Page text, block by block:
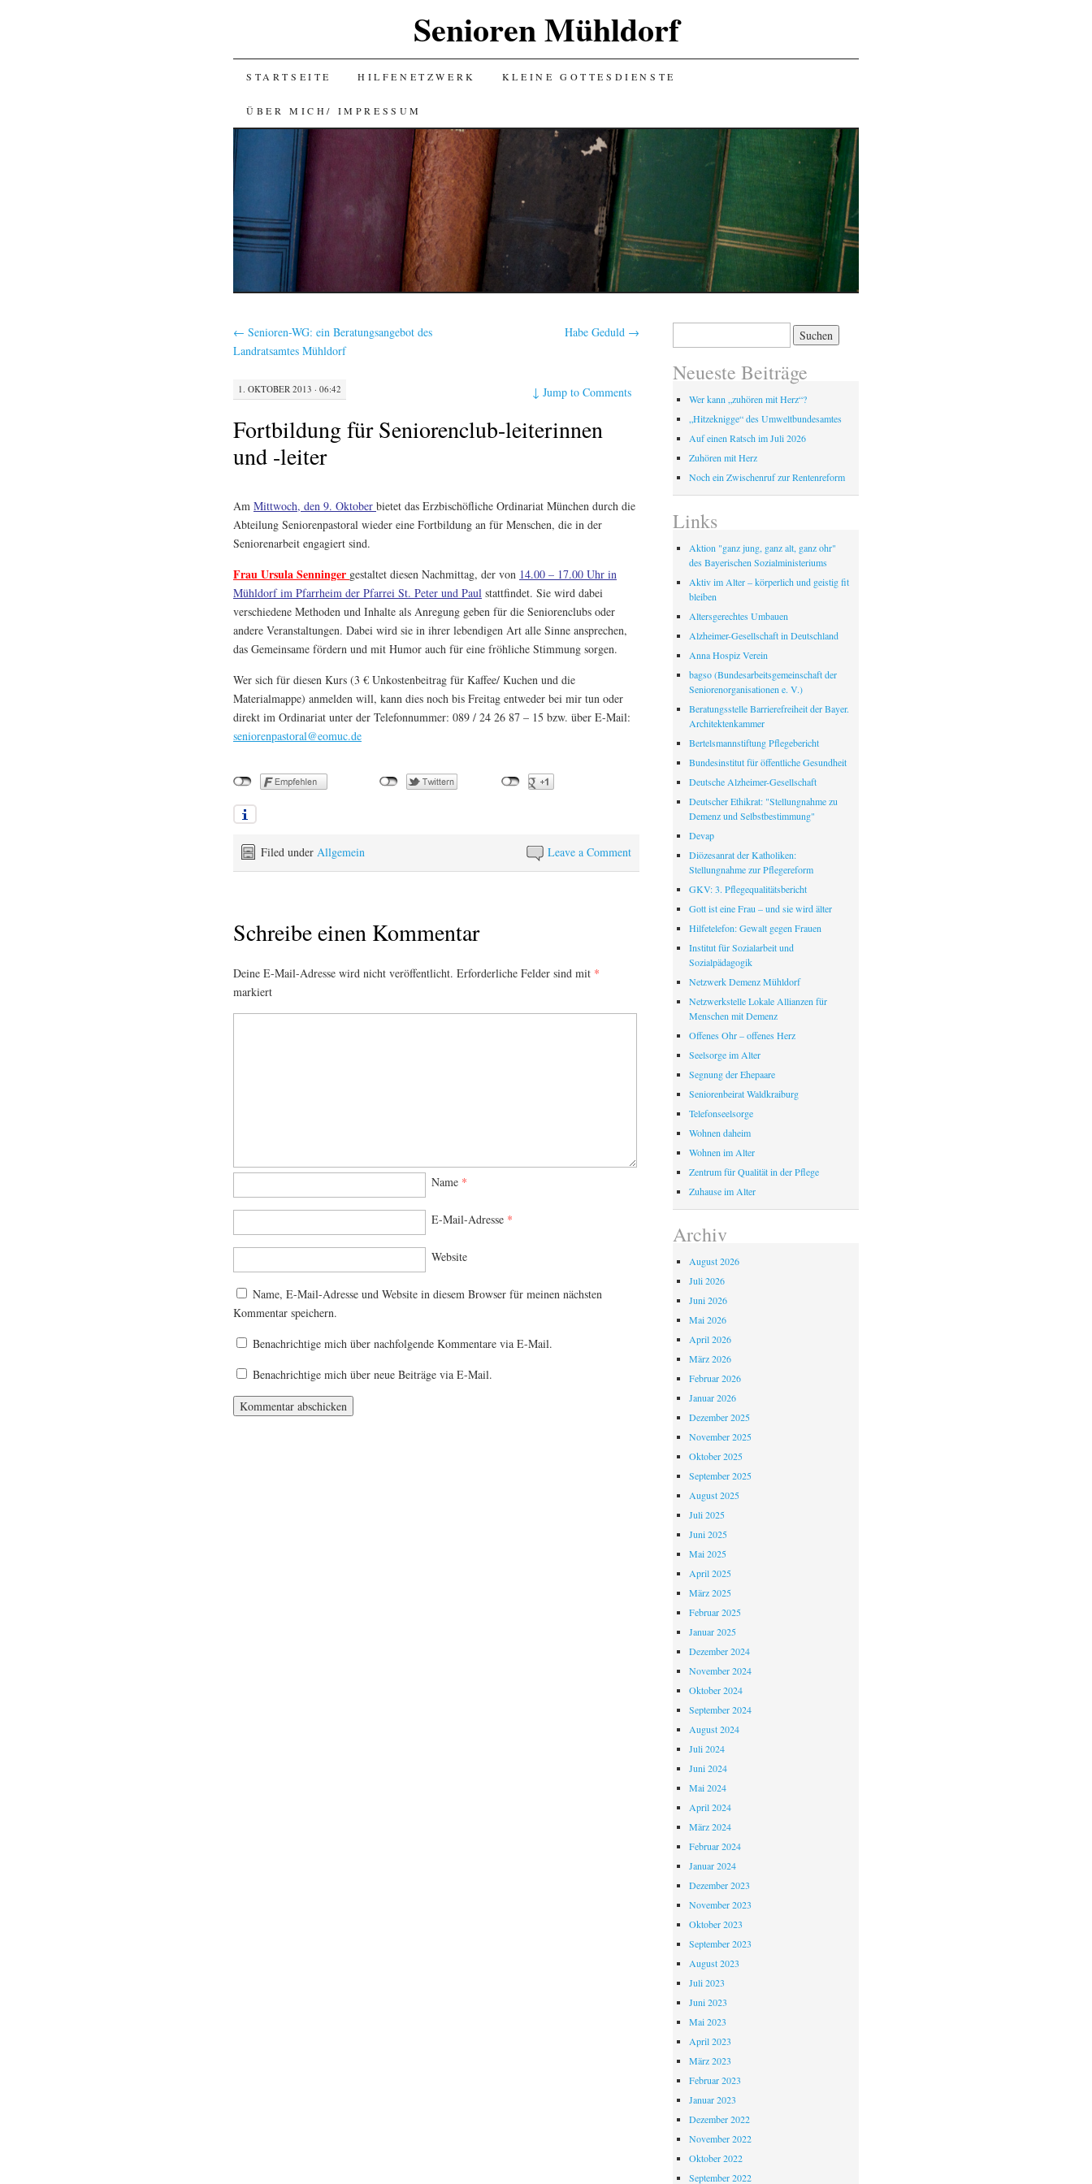
Senioren Mühldorf
SKIP
TO
CONTENT
STARTSEITE HILFENETZWERK KLEINE GOTTESDIENSTE
ÜBER MICH/ IMPRESSUM
← Senioren-WG: ein Beratungsangebot des
Landratsamtes Mühldorf
Habe Geduld →
1. OKTOBER 2013 · 06:42 ↓Jump to Comments
Fortbildung für Seniorenclub-leiterinnen
und -leiter
Am Mittwoch, den 9. Oktober bietet das Erzbischöfliche Ordinariat München durch die
Abteilung Seniorenpastoral wieder eine Fortbildung an für Menschen, die in der
Seniorenarbeit engagiert sind.
Frau Ursula Senninger gestaltet diesen Nachmittag, der von 14.00 – 17.00 Uhr in
Mühldorf im Pfarrheim der Pfarrei St. Peter und Paul stattfindet. Sie wird dabei
verschiedene Methoden und Inhalte als Anregung geben für die Seniorenclubs oder
andere Veranstaltungen. Dabei wird sie in ihrer lebendigen Art alle Sinne ansprechen,
das Gemeinsame fördern und mit Humor auch für eine fröhliche Stimmung sorgen.
Wer sich für diesen Kurs (3 € Unkostenbeitrag für Kaffee/ Kuchen und die
Materialmappe) anmelden will, kann dies noch bis Freitag entweder bei mir tun oder
direkt im Ordinariat unter der Telefonnummer: 089 / 24 26 87 – 15 bzw. über E-Mail:
seniorenpastoral@eomuc.de
Leave a Comment
Filed under Allgemein
Schreibe einen Kommentar
Deine E-Mail-Adresse wird nicht veröffentlicht. Erforderliche Felder sind mit *
markiert
Name *
E-Mail-Adresse *
Website
Name, E-Mail-Adresse und Website in diesem Browser für meinen nächsten
Kommentar speichern.
Benachrichtige mich über nachfolgende Kommentare via E-Mail.
Benachrichtige mich über neue Beiträge via E-Mail.
Neueste Beiträge
Wer kann „zuhören mit Herz“?
„Hitzeknigge“ des Umweltbundesamtes
Auf einen Ratsch im Juli 2026
Zuhören mit Herz
Noch ein Zwischenruf zur Rentenreform
Links
Aktion "ganz jung, ganz alt, ganz ohr"
des Bayerischen Sozialministeriums
Aktiv im Alter – körperlich und geistig fit
bleiben
Altersgerechtes Umbauen
Alzheimer-Gesellschaft in Deutschland
Anna Hospiz Verein
bagso (Bundesarbeitsgemeinschaft der
Seniorenorganisationen e. V.)
Beratungsstelle Barrierefreiheit der Bayer.
Architektenkammer
Bertelsmannstiftung Pflegebericht
Bundesinstitut für öffentliche Gesundheit
Deutsche Alzheimer-Gesellschaft
Deutscher Ethikrat: "Stellungnahme zu
Demenz und Selbstbestimmung"
Devap
Diözesanrat der Katholiken:
Stellungnahme zur Pflegereform
GKV: 3. Pflegequalitätsbericht
Gott ist eine Frau – und sie wird älter
Hilfetelefon: Gewalt gegen Frauen
Institut für Sozialarbeit und
Sozialpädagogik
Netzwerk Demenz Mühldorf
Netzwerkstelle Lokale Allianzen für
Menschen mit Demenz
Offenes Ohr – offenes Herz
Seelsorge im Alter
Segnung der Ehepaare
Seniorenbeirat Waldkraiburg
Telefonseelsorge
Wohnen daheim
Wohnen im Alter
Zentrum für Qualität in der Pflege
Zuhause im Alter
Archiv
August 2026
Juli 2026
Juni 2026
Mai 2026
April 2026
März 2026
Februar 2026
Januar 2026
Dezember 2025
November 2025
Oktober 2025
September 2025
August 2025
Juli 2025
Juni 2025
Mai 2025
April 2025
März 2025
Februar 2025
Januar 2025
Dezember 2024
November 2024
Oktober 2024
September 2024
August 2024
Juli 2024
Juni 2024
Mai 2024
April 2024
März 2024
Februar 2024
Januar 2024
Dezember 2023
November 2023
Oktober 2023
September 2023
August 2023
Juli 2023
Juni 2023
Mai 2023
April 2023
März 2023
Februar 2023
Januar 2023
Dezember 2022
November 2022
Oktober 2022
September 2022